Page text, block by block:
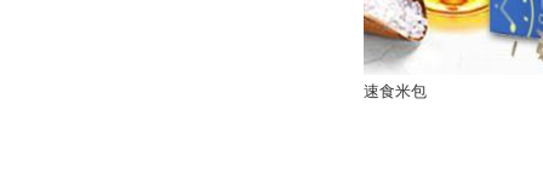
速食米包